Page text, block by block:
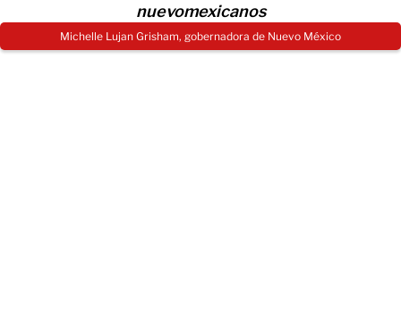
nuevomexicanos
Michelle Lujan Grisham, gobernadora de Nuevo México